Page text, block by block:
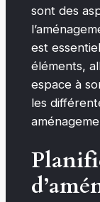
sont des
est
éléments,
espace à
les